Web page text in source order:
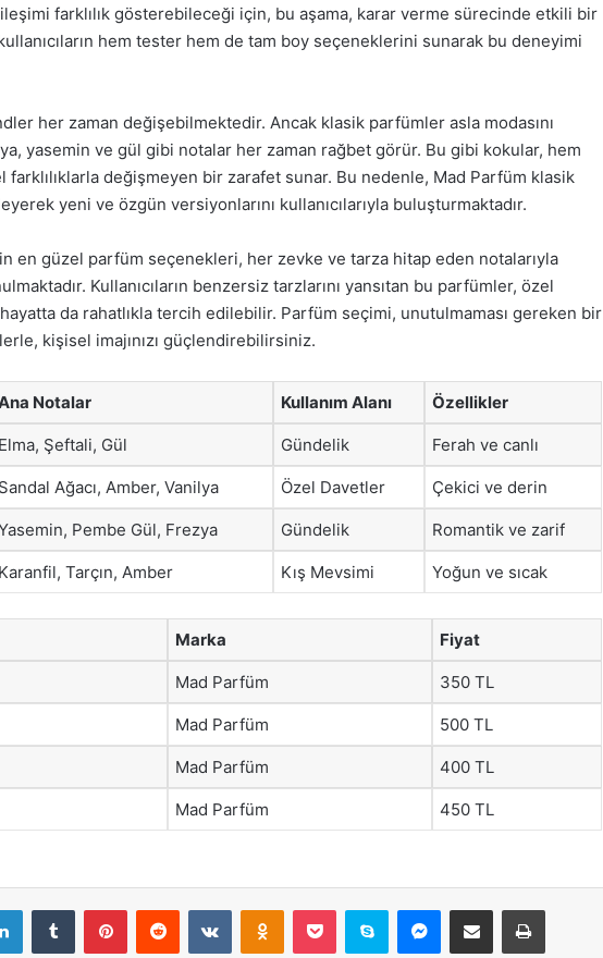
farklılık gösterebileceği için, bu aşama, karar verme sürecinde etkili bir
hem tester hem de tam boy seçeneklerini sunarak bu deneyimi
her zaman değişebilmektedir. Ancak klasik parfümler asla modasını
yasemin ve gül gibi notalar her zaman rağbet görür. Bu gibi kokular, hem
farklılıklarla değişmeyen bir zarafet sunar. Bu nedenle, Mad Parfüm klasik
yeni ve özgün versiyonlarını kullanıcılarıyla buluşturmaktadır.
en güzel parfüm seçenekleri, her zevke ve tarza hitap eden notalarıyla
Kullanıcıların benzersiz tarzlarını yansıtan bu parfümler, özel
hayatta da rahatlıkla tercih edilebilir. Parfüm seçimi, unutulmaması gereken bir
kişisel imajınızı güçlendirebilirsiniz.
Notalar Kullanım Alanı Özellikler
Elma, Şeftali, Gül Gündelik Ferah ve canlı
Sandal Ağacı, Amber, Vanilya Özel Davetler Çekici ve derin
Pembe Gül, Frezya Gündelik Romantik ve zarif
Karanfil, Tarçın, Amber Kış Mevsimi Yoğun ve sıcak
Marka Fiyat
Mad Parfüm 350 TL
Mad Parfüm 500 TL
Mad Parfüm 400 TL
Mad Parfüm 450 TL
LinkedInTumblr PinterestReddit VKontakteOdnoklassniki
Pocket Skype Messenger
E-Posta ile paylaş Yazdır